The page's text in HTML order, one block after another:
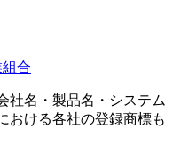
合
社名・製品名・システム
おける各社の登録商標も